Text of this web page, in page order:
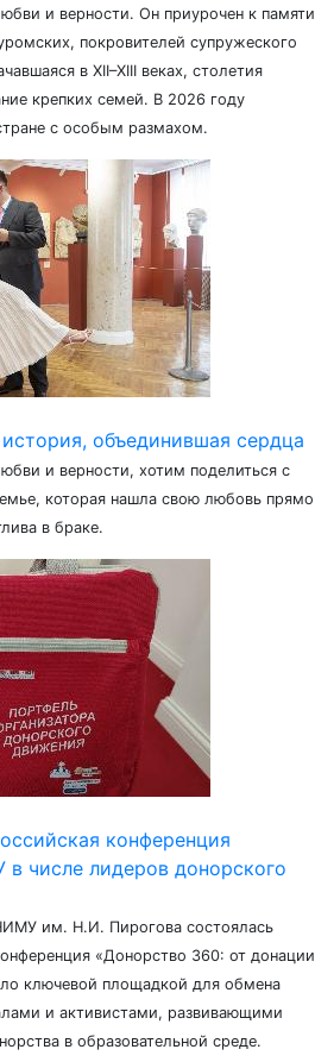
и верности. Он приурочен к памяти
покровителей супружеского
в XII–XIII веках, столетия
крепких семей. В 2026 году
с особым размахом.
объединившая сердца
и верности, хотим поделиться с
которая нашла свою любовь прямо
в браке.
конференция
числе лидеров донорского
им. Н.И. Пирогова состоялась
«Донорство 360: от донации
ключевой площадкой для обмена
и активистами, развивающими
в образовательной среде.